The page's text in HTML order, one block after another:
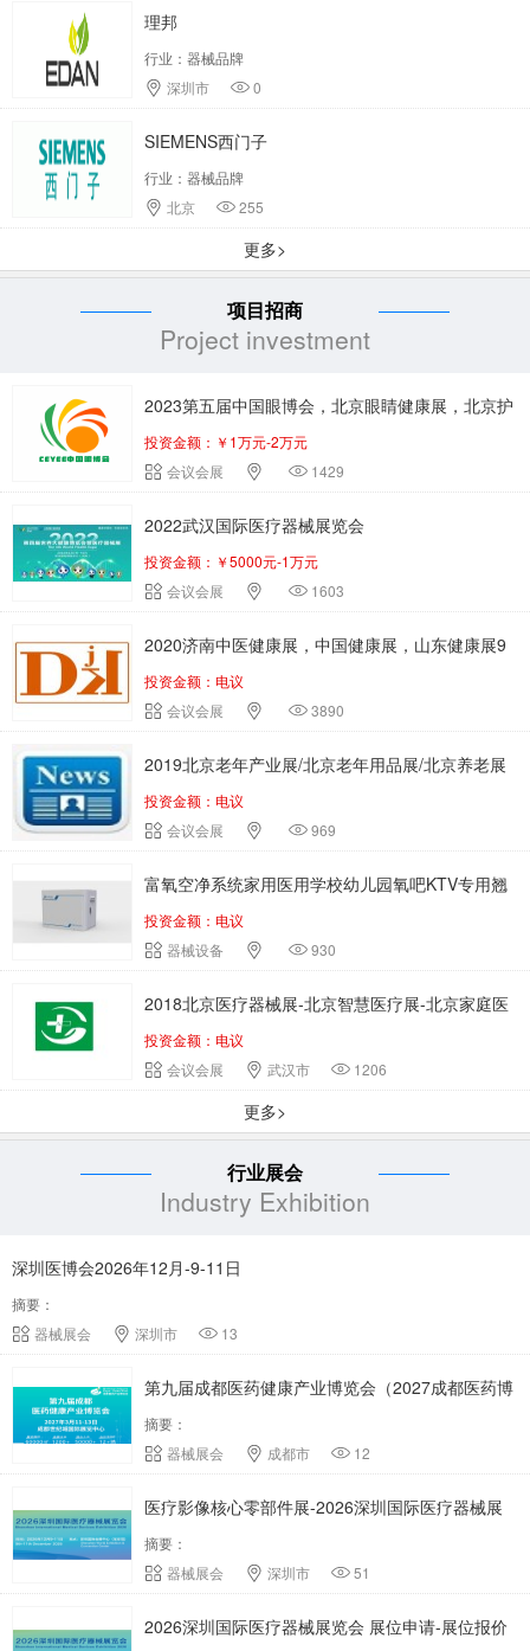
理邦
行业：器械品牌
深圳市
0
SIEMENS西门子
行业：器械品牌
北京
255
更多>
项目招商
Project investment
2023第五届中国眼博会，北京眼睛健康展，北京护
眼仪展
投资金额：￥1万元-2万元
会议会展
1429
2022武汉国际医疗器械展览会
投资金额：￥5000元-1万元
会议会展
1603
2020济南中医健康展，中国健康展，山东健康展9
月20日举办
投资金额：电议
会议会展
3890
2019北京老年产业展/北京老年用品展/北京养老展
投资金额：电议
会议会展
969
富氧空净系统家用医用学校幼儿园氧吧KTV专用翘
华招商中
投资金额：电议
器械设备
930
2018北京医疗器械展-北京智慧医疗展-北京家庭医
疗展览会
投资金额：电议
会议会展
武汉市 1206
更多>
行业展会
Industry Exhibition
深圳医博会2026年12月-9-11日
摘要：
器械展会
深圳市 13
第九届成都医药健康产业博览会（2027成都医药博
览会）
摘要：
器械展会
成都市 12
医疗影像核心零部件展-2026深圳国际医疗器械展
会
摘要：
器械展会
深圳市 51
2026深圳国际医疗器械展览会 展位申请-展位报价